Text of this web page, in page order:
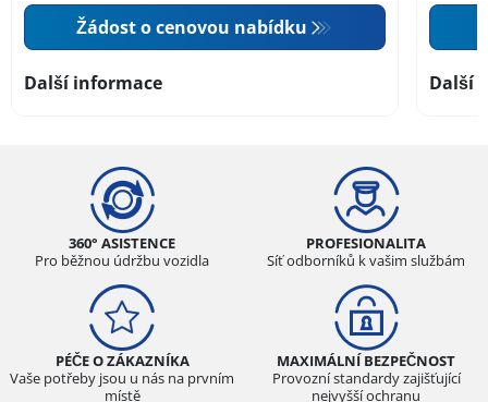
Žádost o cenovou nabídku
Další informace Další
360° ASISTENCE
Pro běžnou údržbu vozidla
PROFESIONALITA
Síť odborníků k vašim službám
PÉČE O ZÁKAZNÍKA
Vaše potřeby jsou u nás na prvním
místě
MAXIMÁLNÍ BEZPEČNOST
Provozní standardy zajišťující
nejvyšší ochranu